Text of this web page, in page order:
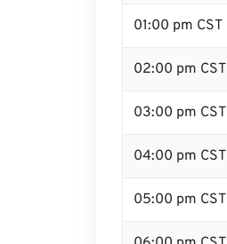
01:00 pm CST
02:00 pm CST
03:00 pm CST
04:00 pm CST
05:00 pm CST